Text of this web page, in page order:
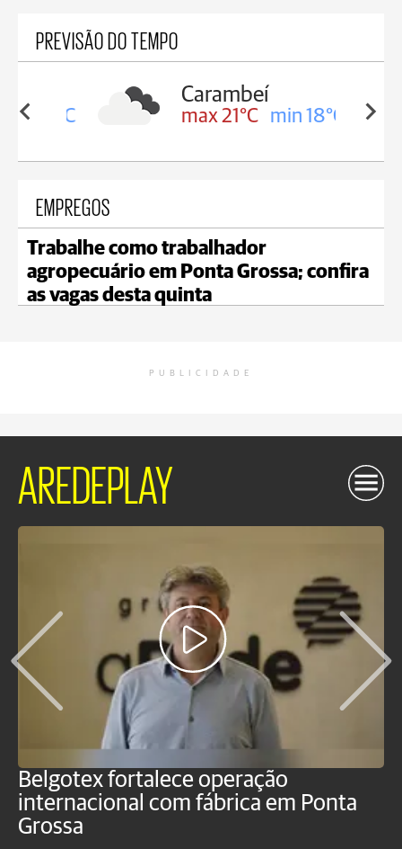
PREVISÃO DO TEMPO
19°C
Carambeí
max 21°C min 18°C
EMPREGOS
Trabalhe como trabalhador
agropecuário em Ponta Grossa; confira
as vagas desta quinta
PUBLICIDADE
AREDEPLAY
Belgotex fortalece operação
internacional com fábrica em Ponta
Grossa